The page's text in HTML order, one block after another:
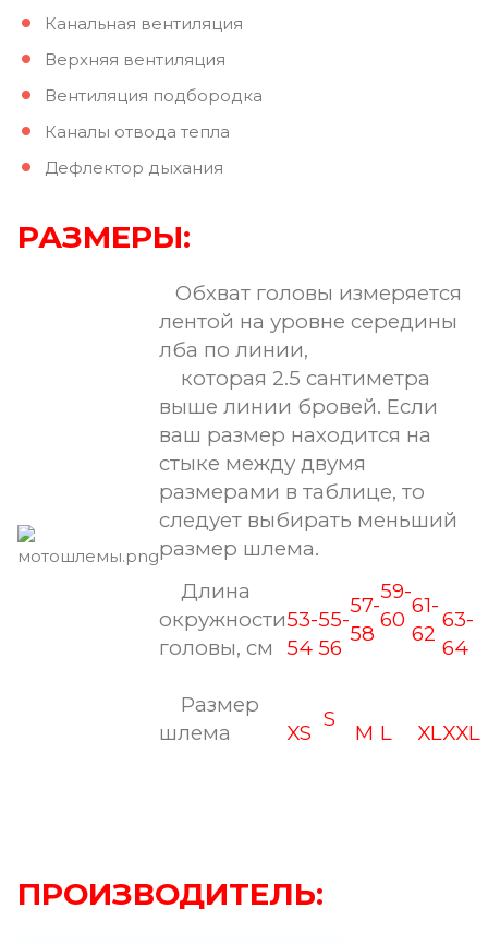
Канальная вентиляция
Верхняя вентиляция
Вентиляция подбородка
Каналы отвода тепла
Дефлектор дыхания
РАЗМЕРЫ:
Обхват головы измеряется
лентой на уровне середины
лба по линии,
которая 2.5 сантиметра
выше линии бровей. Если
ваш размер находится на
стыке между двумя
размерами в таблице, то
следует выбирать меньший
размер шлема.
Длина
окружности
головы, см
53-
54
55-
56
57-
58
59-
60
61-
62
63-
64
Размер
шлема
XS
S
M L XLXXL
ПРОИЗВОДИТЕЛЬ: